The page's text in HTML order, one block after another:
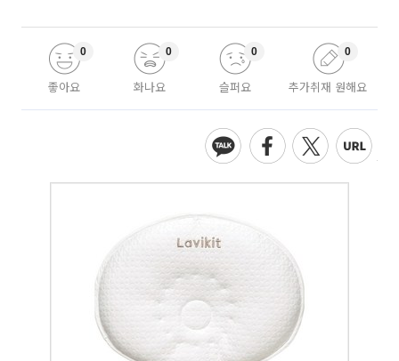
좋아요
0
화나요
0
슬퍼요
0
추가취재 원해요
0